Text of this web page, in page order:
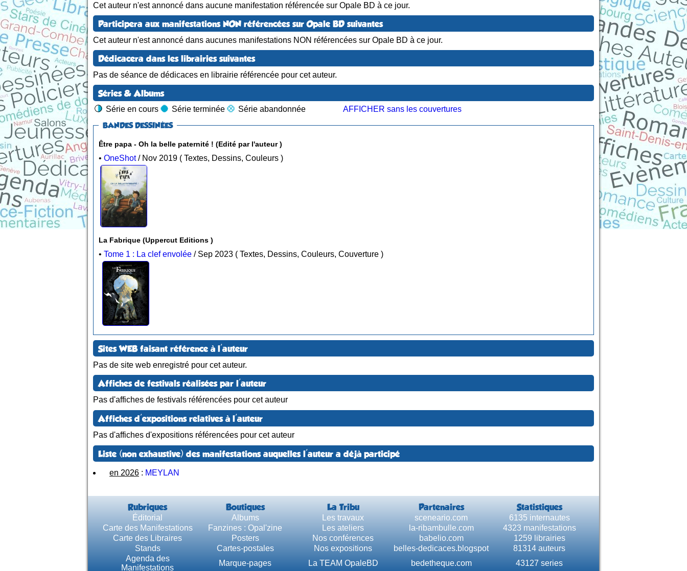
Cet auteur n'est annoncé dans aucune manifestation référencée sur Opale BD à ce jour.
Participera aux manifestations NON référencées sur Opale BD suivantes
Cet auteur n'est annoncé dans aucunes manifestations NON référencées sur Opale BD à ce jour.
Dédicacera dans les librairies suivantes
Pas de séance de dédicaces en librairie référencée pour cet auteur.
Séries & Albums
Série en cours Série terminée Série abandonnée
AFFICHER sans les couvertures
BANDES DESSINÉES
Être papa - Oh la belle paternité ! (Edité par l'auteur )
• OneShot / Nov 2019 ( Textes, Dessins, Couleurs )
La Fabrique (Uppercut Editions )
• Tome 1 : La clef envolée / Sep 2023 ( Textes, Dessins, Couleurs, Couverture )
Sites WEB faisant référence à l'auteur
Pas de site web enregistré pour cet auteur.
Affiches de festivals réalisées par l'auteur
Pas d'affiches de festivals référencées pour cet auteur
Affiches d'expositions relatives à l'auteur
Pas d'affiches d'expositions référencées pour cet auteur
Liste (non exhaustive) des manifestations auquelles l'auteur a déjà participé
en 2026 : MEYLAN
Rubriques Boutiques La Tribu Partenaires Statistiques
Éditorial Albums Les travaux sceneario.com
6135 internautes
Carte des Manifestations
Fanzines : Opal'zine Les ateliers la-ribambulle.com
4323 manifestations
Carte des Libraires
Posters Nos conférences babelio.com
1259 librairies
Stands
Cartes-postales Nos expositions belles-dedicaces.blogspot
81314 auteurs
Agenda des
Manifestations
Marque-pages La TEAM OpaleBD bedetheque.com 43127 series